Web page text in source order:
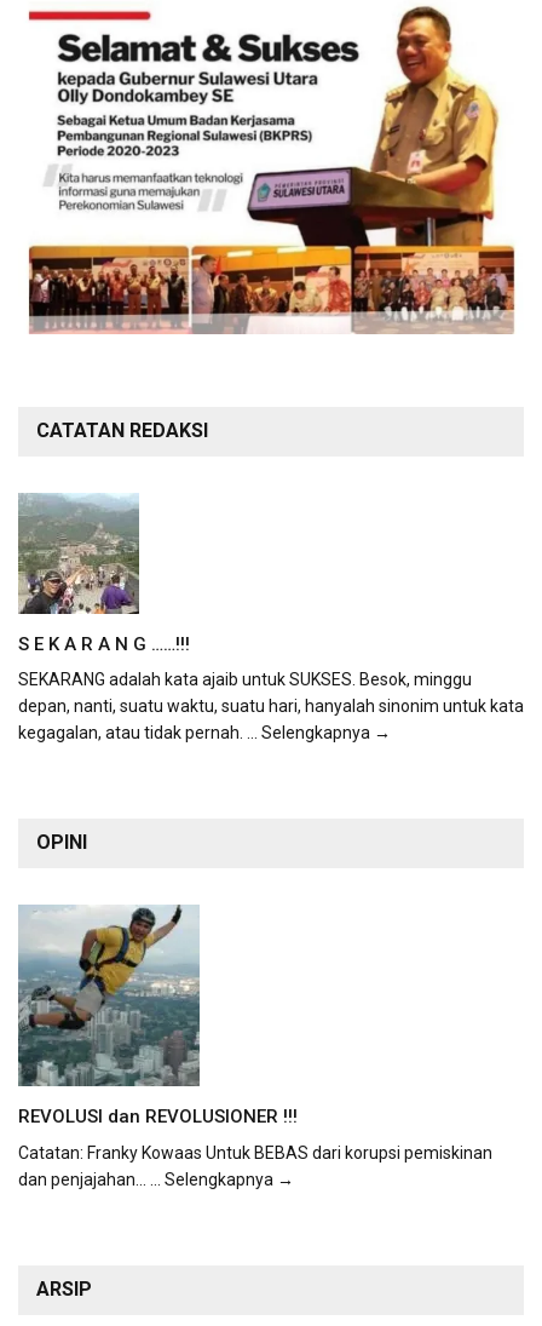
CATATAN REDAKSI
S E K A R A N G ……!!!
SEKARANG adalah kata ajaib untuk SUKSES. Besok, minggu
depan, nanti, suatu waktu, suatu hari, hanyalah sinonim untuk kata
kegagalan, atau tidak pernah. ... Selengkapnya →
OPINI
REVOLUSI dan REVOLUSIONER !!!
Catatan: Franky Kowaas Untuk BEBAS dari korupsi pemiskinan
dan penjajahan...
... Selengkapnya →
ARSIP